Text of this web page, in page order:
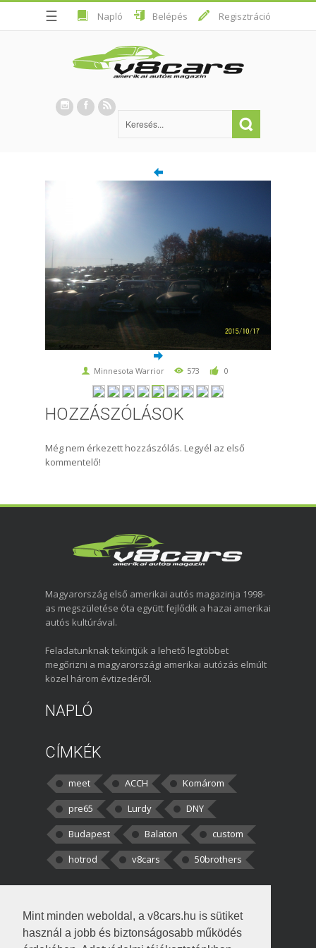
Mint minden weboldal, a v8cars.hu is sütiket
használ a jobb és biztonságosabb működés
☰ Napló Belépés Regisztráció
Minnesota Warrior 573 0
HOZZÁSZÓLÁSOK
Még nem érkezett hozzászólás. Legyél az első
kommentelő!
Magyarország első amerikai autós magazinja 1998-
as megszületése óta együtt fejlődik a hazai amerikai
autós kultúrával.
Feladatunknak tekintjük a lehető legtöbbet
megőrizni a magyarországi amerikai autózás elmúlt
közel három évtizedéről.
NAPLÓ
CÍMKÉK
meet ACCH
Komárom
pre65
Lurdy
DNY
Budapest
Balaton
custom
hotrod
v8cars 50brothers
kortisz:Elszúrtam! Én csak két
darabbaal számoltam. Nem tudtam, hogy fél autót,